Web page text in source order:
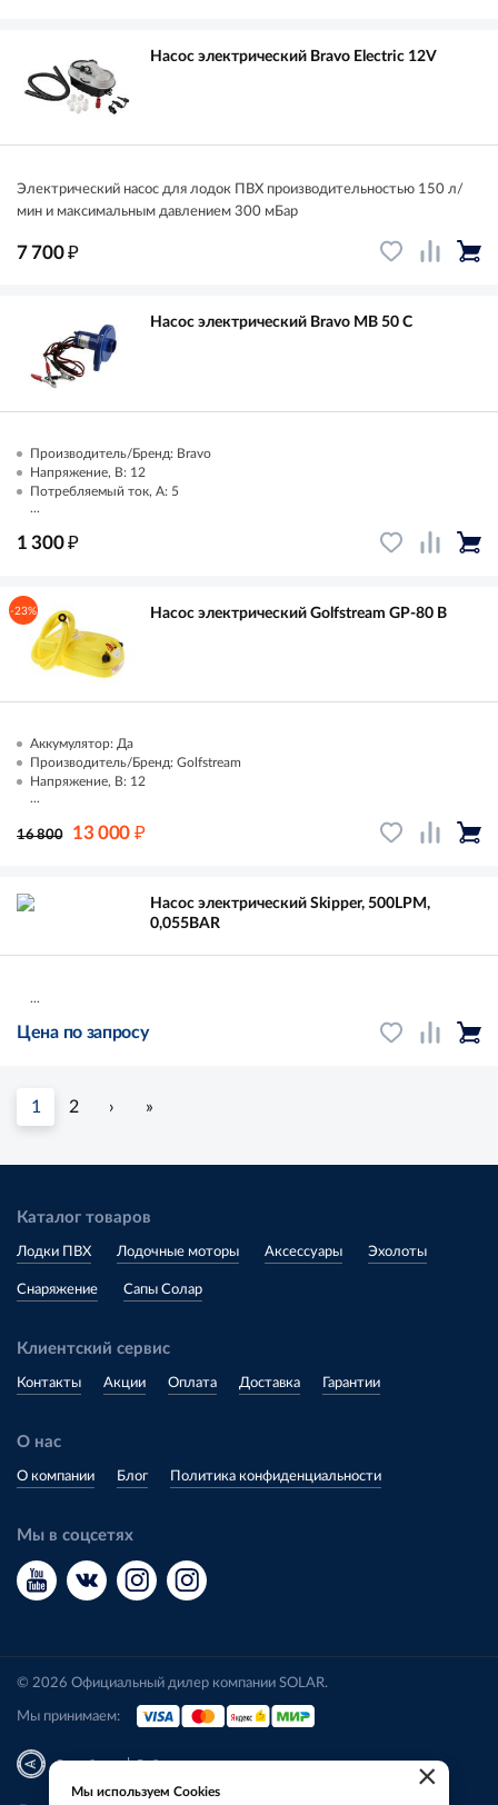
Насос электрический Bravo Electric 12V
Электрический насос для лодок ПВХ производительностью 150 л/
мин и максимальным давлением 300 мБар
7 700₽
Насос электрический Bravo MB 50 C
Производитель/Бренд: Bravo
Напряжение, В: 12
Потребляемый ток, А: 5
...
1 300₽
-23% Насос электрический Golfstream GP-80 B
Аккумулятор: Да
Производитель/Бренд: Golfstream
Напряжение, В: 12
...
16 800 13 000 ₽
Насос электрический Skipper, 500LPM,
0,055BAR
...
Цена по запросу
1 2 › »
Каталог товаров
Лодки ПВХ Лодочные моторы Аксессуары Эхолоты
Снаряжение Сапы Солар
Клиентский сервис
Контакты Акции Оплата Доставка Гарантии
О нас
О компании Блог Политика конфиденциальности
Мы в соцсетях
© 2026 Официальный дилер компании SOLAR.
Мы принимаем:
Разработка|Веб-аналитика ×
Мы используем Cookies